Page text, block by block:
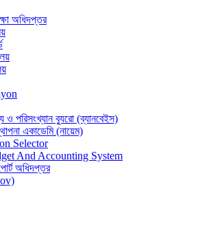
অধিদপ্তর
ও পরিসংখ্যান ব্যুরো (ব্যানবেইস)
একাডেমি (নায়েম)
Selector
And Accounting System
অধিদপ্তর